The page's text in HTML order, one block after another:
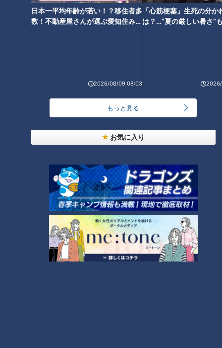
日本一平均年齢が若い！？移住者多
数！不動産屋さんが選ぶ愛知住みた
2026/08/09 08:03
「心筋梗塞」生死の分か
は？…“夏の厳しい暑さ”
もっと見る
お気に入り
（3）食べてすぐ寝る
食べてすぐ寝てしまうと、BMAL1というたんぱく質が活性化
ダイエットをする時には目標体重を決めるものですが、目標を
立ててしまうと、食事制限やきつい運動などを効果が大きい方
法を選びがちになってしまいます。すると、ストレスで挫折す
ドクター直伝！自分のやりたい事で肥満改善「1
日だけダイエット」